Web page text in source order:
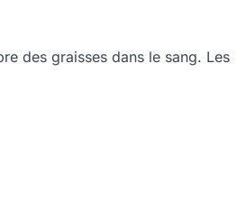
des graisses dans le sang. Les